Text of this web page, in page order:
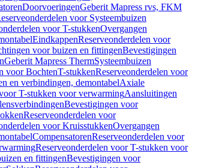
DoorvoeringenGeberit Mapress rvs, FKM
voor Systeembuizen
voor T-stukkenOvergangen
EindkappenReserveonderdelen voor
voor buizen en fittingenBevestigingen
Geberit Mapress ThermSysteembuizen
voor BochtenT-stukkenReserveonderdelen voor
en verbindingen, demontabelAxiale
T-stukken voor verwarmingAansluitingen
Bevestigingen voor
Reserveonderdelen voor
voor KruisstukkenOvergangen
CompensatorenReserveonderdelen voor
Reserveonderdelen voor T-stukken voor
en fittingenBevestigingen voor